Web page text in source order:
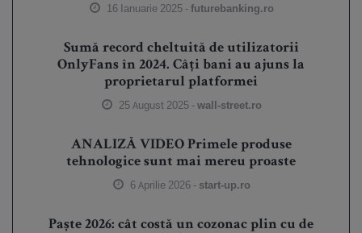
16 Ianuarie 2025 -futurebanking.ro
Sumă record cheltuită de utilizatorii
OnlyFans în 2024. Câți bani au ajuns la
proprietarul platformei
25 August 2025 -wall-street.ro
ANALIZĂ VIDEO Primele produse
tehnologice sunt mai mereu proaste
6 Aprilie 2026 - start-up.ro
Paște 2026: cât costă un cozonac plin cu de